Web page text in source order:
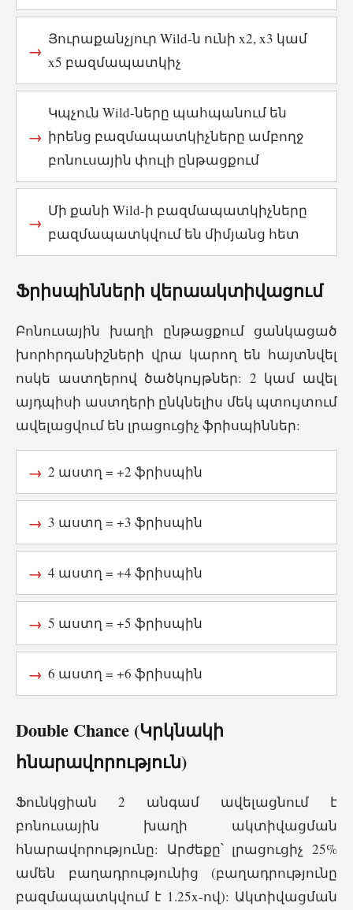
Յուրաքանչյուր Wild-ն ունի x2, x3 կամ
x5 բազմապատկիչ
Կպչուն Wild-ները պահպանում են
իրենց բազմապատկիչները ամբողջ
բոնուսային փուլի ընթացքում
Մի քանի Wild-ի բազմապատկիչները
բազմապատկվում են միմյանց հետ
Ֆրիսպինների վերաակտիվացում
Բոնուսային խաղի ընթացքում ցանկացած
խորհրդանիշների վրա կարող են հայտնվել
ոսկե աստղերով ծածկույթներ: 2 կամ ավել
այդպիսի աստղերի ընկնելիս մեկ պտույտում
ավելացվում են լրացուցիչ ֆրիսպիններ:
2 աստղ = +2 ֆրիսպին
3 աստղ = +3 ֆրիսպին
4 աստղ = +4 ֆրիսպին
5 աստղ = +5 ֆրիսպին
6 աստղ = +6 ֆրիսպին
Double Chance (Կրկնակի
հնարավորություն)
Ֆունկցիան 2 անգամ ավելացնում է
բոնուսային խաղի ակտիվացման
հնարավորությունը: Արժեքը՝ լրացուցիչ 25%
ամեն բաղադրությունից (բաղադրությունը
բազմապատկվում է 1.25x-ով): Ակտիվացման